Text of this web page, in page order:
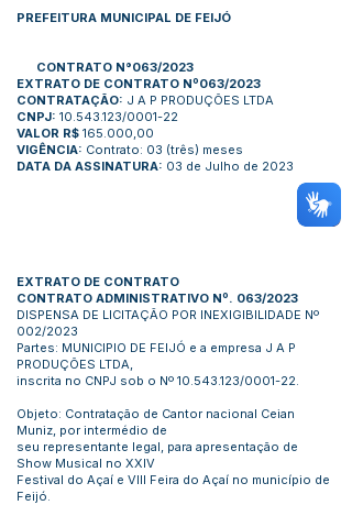
PREFEITURA MUNICIPAL DE FEIJÓ
CONTRATO N°063/2023
EXTRATO DE CONTRATO Nº063/2023
CONTRATAÇÃO: J A P PRODUÇÕES LTDA
CNPJ: 10.543.123/0001-22
VALOR R$ 165.000,00
VIGÊNCIA: Contrato: 03 (três) meses
DATA DA ASSINATURA: 03 de Julho de 2023
EXTRATO DE CONTRATO
CONTRATO ADMINISTRATIVO Nº. 063/2023
DISPENSA DE LICITAÇÃO POR INEXIGIBILIDADE Nº
002/2023
Partes: MUNICIPIO DE FEIJÓ e a empresa J A P
PRODUÇÕES LTDA,
inscrita no CNPJ sob o Nº 10.543.123/0001-22.
Objeto: Contratação de Cantor nacional Ceian
Muniz, por intermédio de
seu representante legal, para apresentação de
Show Musical no XXIV
Festival do Açaí e VIII Feira do Açaí no município de
Feijó.